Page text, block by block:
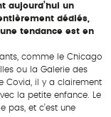
aujourd’hui un
dédiés,
tendance est en
comme le Chicago
ou la Galerie des
Covid, il y a clairement
la petite enfance. Le
pas, et c’est une